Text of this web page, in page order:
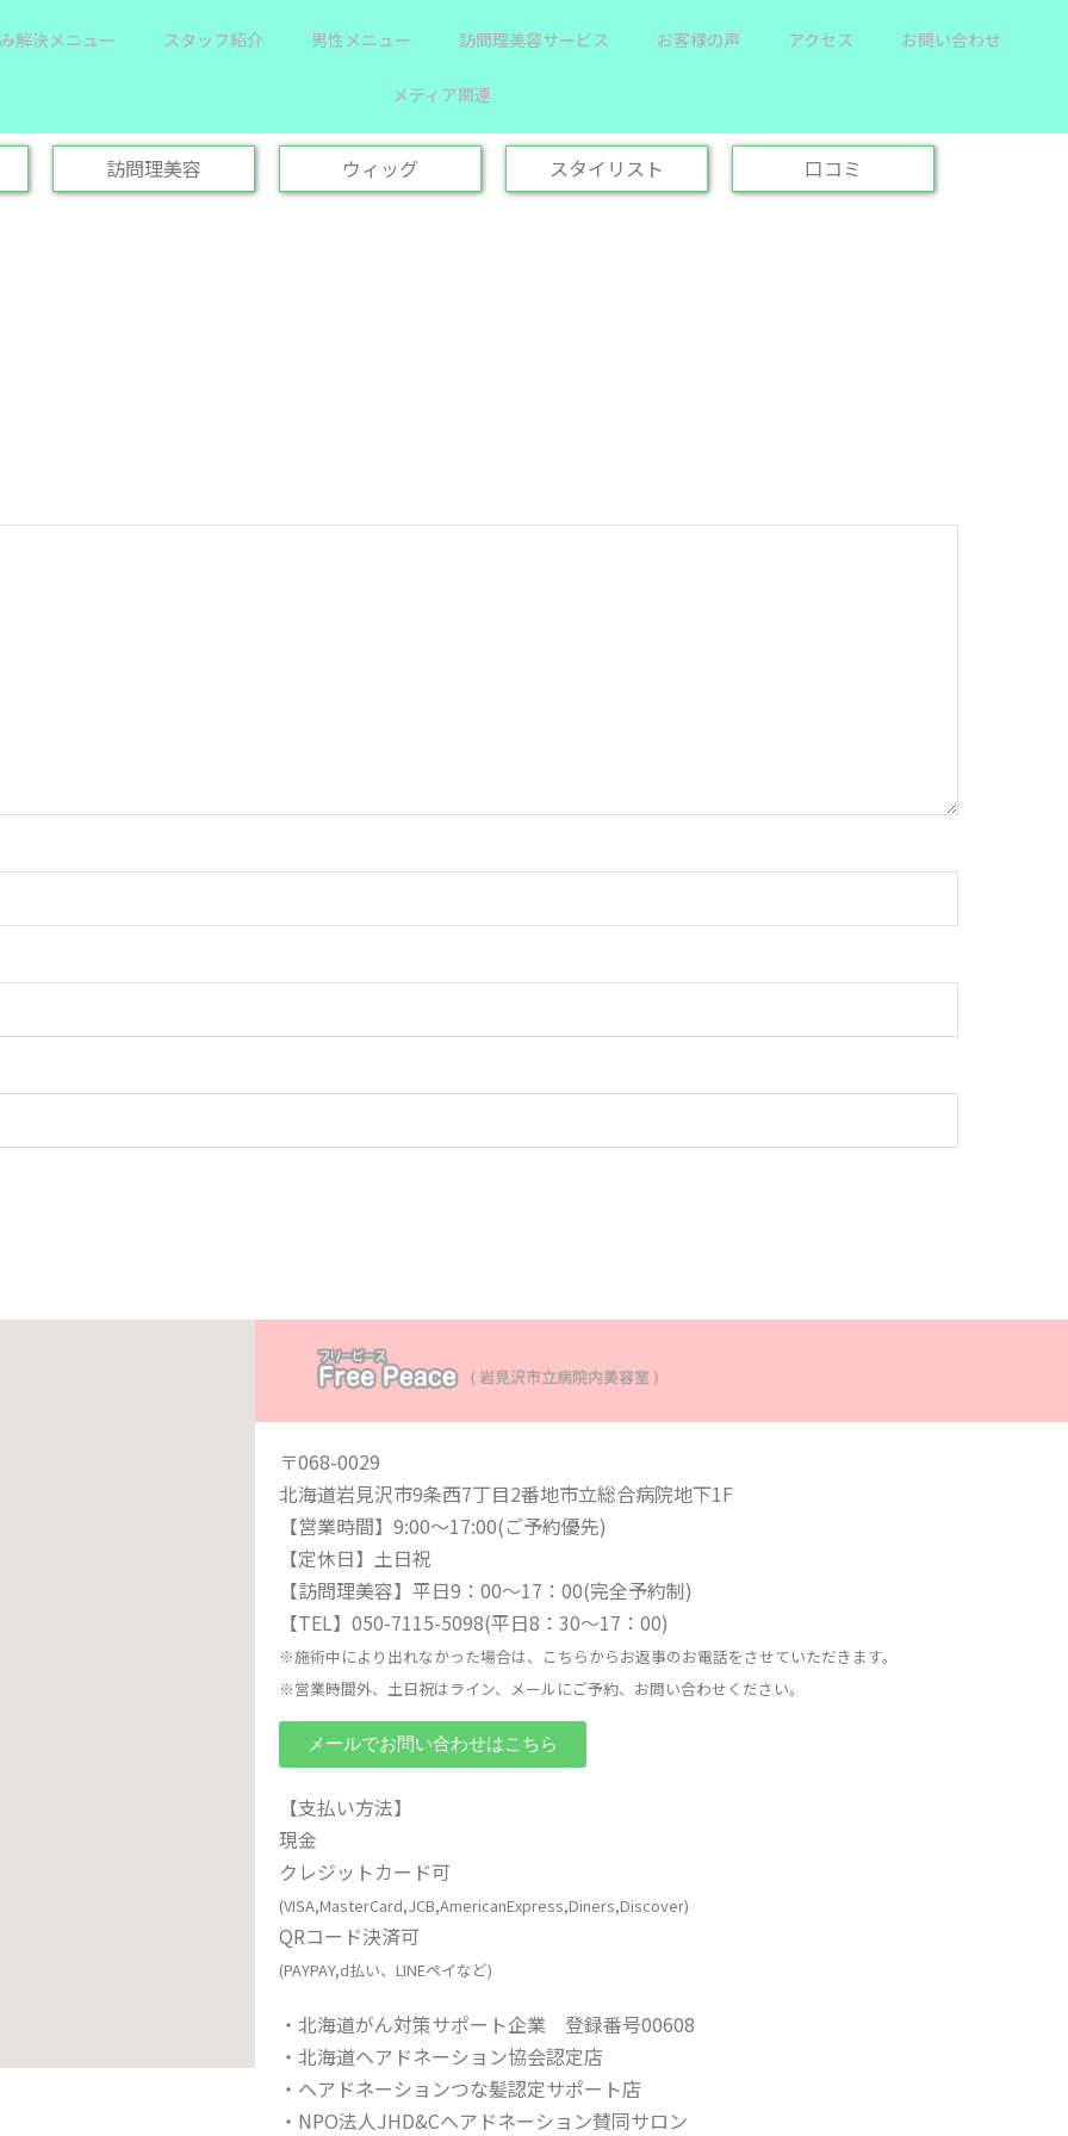
解決メニュー スタッフ紹介 男性メニュー 訪問理美容サービス お客様の声 アクセス お問い合わせ
メディア関連
訪問理美容 ウィッグ スタイリスト 口コミ
〒068-0029
北海道岩見沢市9条西7丁目2番地市立総合病院地下1F
【営業時間】9:00〜17:00(ご予約優先)
【定休日】土日祝
【訪問理美容】平日9：00〜17：00(完全予約制)
【TEL】050-7115-5098(平日8：30〜17：00)
※施術中により出れなかった場合は、こちらからお返事のお電話をさせていただきます。
※営業時間外、土日祝はライン、メールにご予約、お問い合わせください。
メールでお問い合わせはこちら
【支払い方法】
現金
クレジットカード可
(VISA,MasterCard,JCB,AmericanExpress,Diners,Discover)
QRコード決済可
(PAYPAY,d払い、LINEペイなど)
・北海道がん対策サポート企業 登録番号00608
・北海道ヘアドネーション協会認定店
・ヘアドネーションつな髪認定サポート店
・NPO法人JHD&Cヘアドネーション賛同サロン